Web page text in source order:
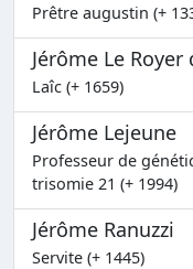
Prêtre augustin (+
Jérôme Le
Laîc (+ 1659)
Jérôme Lejeune
Professeur de
trisomie 21 (+ 1994)
Jérôme Ranuzzi
Servite (+ 1445)